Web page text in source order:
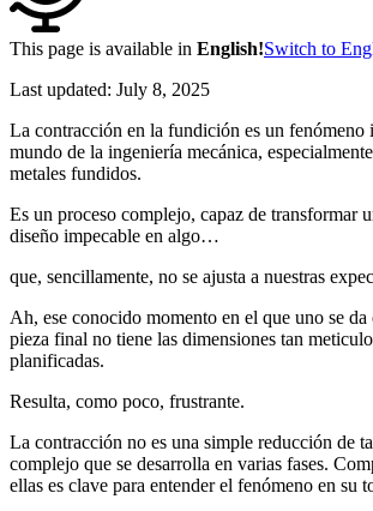
This page is available in English!Switch to
Last updated: July 8, 2025
La contracción en la fundición es un fenómeno
mundo de la ingeniería mecánica,
metales fundidos.
Es un proceso complejo, capaz de transformar
diseño impecable en algo…
que, sencillamente, no se ajusta a nuestras
Ah, ese conocido momento en el que uno se da
pieza final no tiene las dimensiones tan
planificadas.
Resulta, como poco, frustrante.
La contracción no es una simple reducción de
complejo que se desarrolla en varias fases.
ellas es clave para entender el fenómeno en su